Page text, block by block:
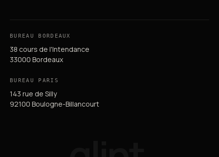
BUREAU BORDEAUX
38 cours de l'Intendance
33000 Bordeaux
BUREAU PARIS
143 rue de Silly
92100 Boulogne-Billancourt